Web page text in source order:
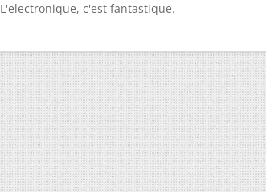
L'electronique, c'est fantastique.